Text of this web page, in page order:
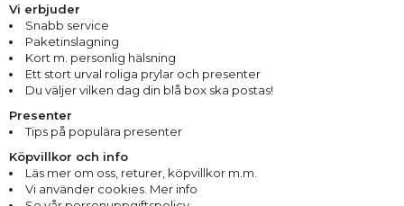
Vi erbjuder
Snabb service
Paketinslagning
Kort m. personlig hälsning
Ett stort urval roliga prylar och presenter
Du väljer vilken dag din blå box ska postas!
Presenter
Tips på populära presenter
Köpvillkor och info
Läs mer om oss returer köpvillkor m.m.
Vi använder cookies. Mer info